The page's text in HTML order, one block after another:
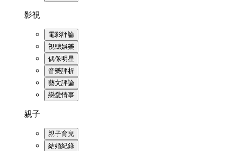
影視
電影評論
視聽娛樂
偶像明星
音樂評析
藝文評論
戀愛情事
親子
親子育兒
結婚紀錄